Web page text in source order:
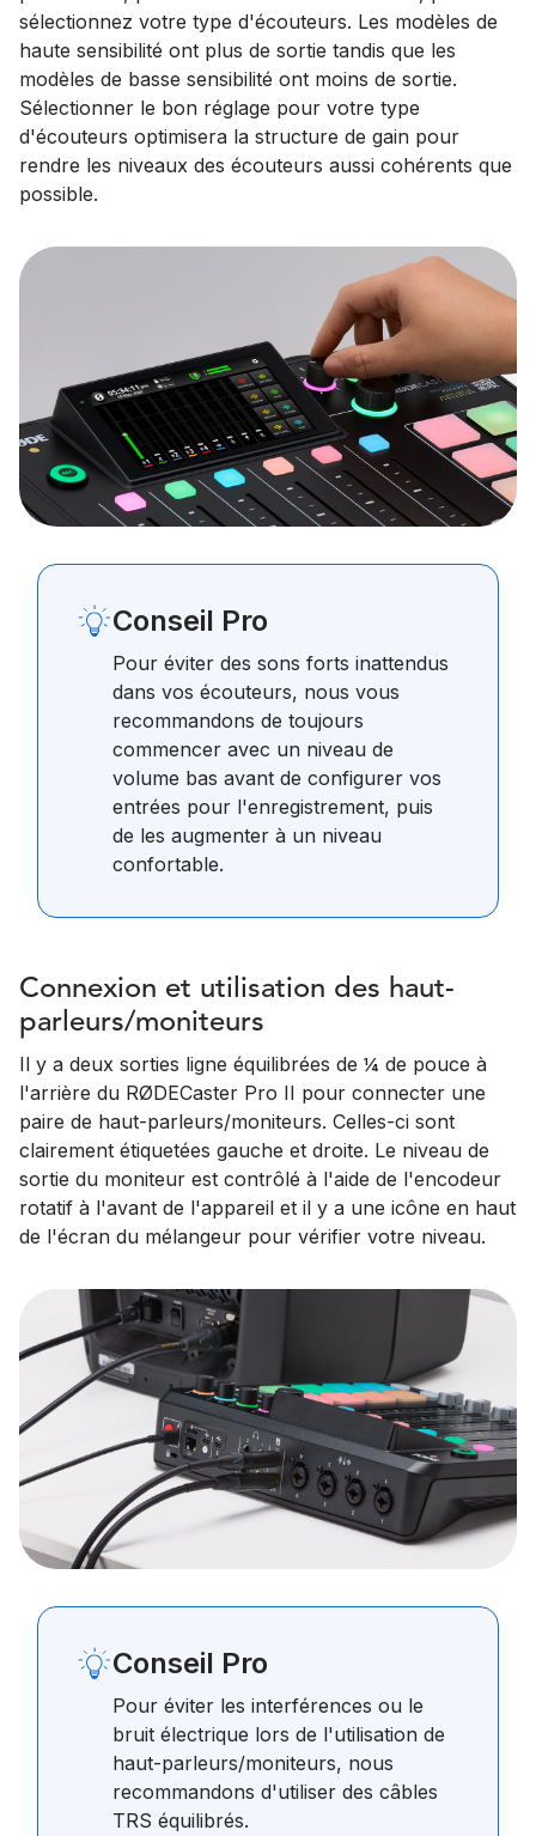
sélectionnez votre type d'écouteurs. Les modèles de
haute sensibilité ont plus de sortie tandis que les
modèles de basse sensibilité ont moins de sortie.
Sélectionner le bon réglage pour votre type
d'écouteurs optimisera la structure de gain pour
rendre les niveaux des écouteurs aussi cohérents que
possible.
Conseil Pro
Pour éviter des sons forts inattendus
dans vos écouteurs, nous vous
recommandons de toujours
commencer avec un niveau de
volume bas avant de configurer vos
entrées pour l'enregistrement, puis
de les augmenter à un niveau
confortable.
Connexion et utilisation des haut-
parleurs/moniteurs
Il y a deux sorties ligne équilibrées de ¼ de pouce à
l'arrière du RØDECaster Pro II pour connecter une
paire de haut-parleurs/moniteurs. Celles-ci sont
clairement étiquetées gauche et droite. Le niveau de
sortie du moniteur est contrôlé à l'aide de l'encodeur
rotatif à l'avant de l'appareil et il y a une icône en haut
de l'écran du mélangeur pour vérifier votre niveau.
Conseil Pro
Pour éviter les interférences ou le
bruit électrique lors de l'utilisation de
haut-parleurs/moniteurs, nous
recommandons d'utiliser des câbles
TRS équilibrés.